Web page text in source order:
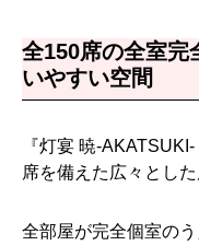
全150席の全室完
いやすい空間
『灯宴 暁-
席を備えた広々とした
全部屋が完全個室の